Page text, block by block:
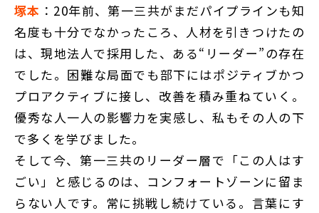
塚本 ：20年前、第一三共がまだパイプラインも知
名度も十分でなかったころ、人材を引きつけたの
は、現地法人で採用した、ある“リーダー”の存在
でした。困難な局面でも部下にはポジティブかつ
プロアクティブに接し、改善を積み重ねていく。
優秀な人一人の影響力を実感し、私もその人の下
で多くを学びました。
そして今、第一三共のリーダー層で「この人はす
ごい」と感じるのは、コンフォートゾーンに留ま
らない人です。常に挑戦し続けている。言葉にす